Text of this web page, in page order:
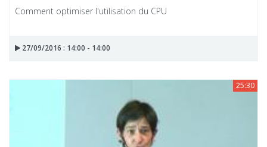
Comment optimiser l'utilisation du CPU
27/09/2016 : 14:00 - 14:00
25:30